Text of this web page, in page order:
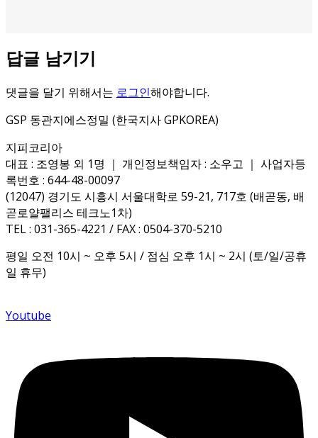
답글 남기기
댓글을 달기 위해서는 로그인해야합니다.
GSP 동관지에스정밀 (한국지사 GPKOREA)
지피코리아
대표 : 조영봉 외 1명 ｜ 개인정보책임자 : 소우고 ｜ 사업자등
록번호 : 644-48-00097
(12047) 경기도 시흥시 서울대학로 59-21, 717호 (배곧동, 배
곧로얄팰리스 테크노1차)
TEL : 031-365-4221 / FAX : 0504-370-5210
평일 오전 10시 ~ 오후 5시 / 점심 오후 1시 ~ 2시 (토/일/공휴
일 휴무)
Youtube